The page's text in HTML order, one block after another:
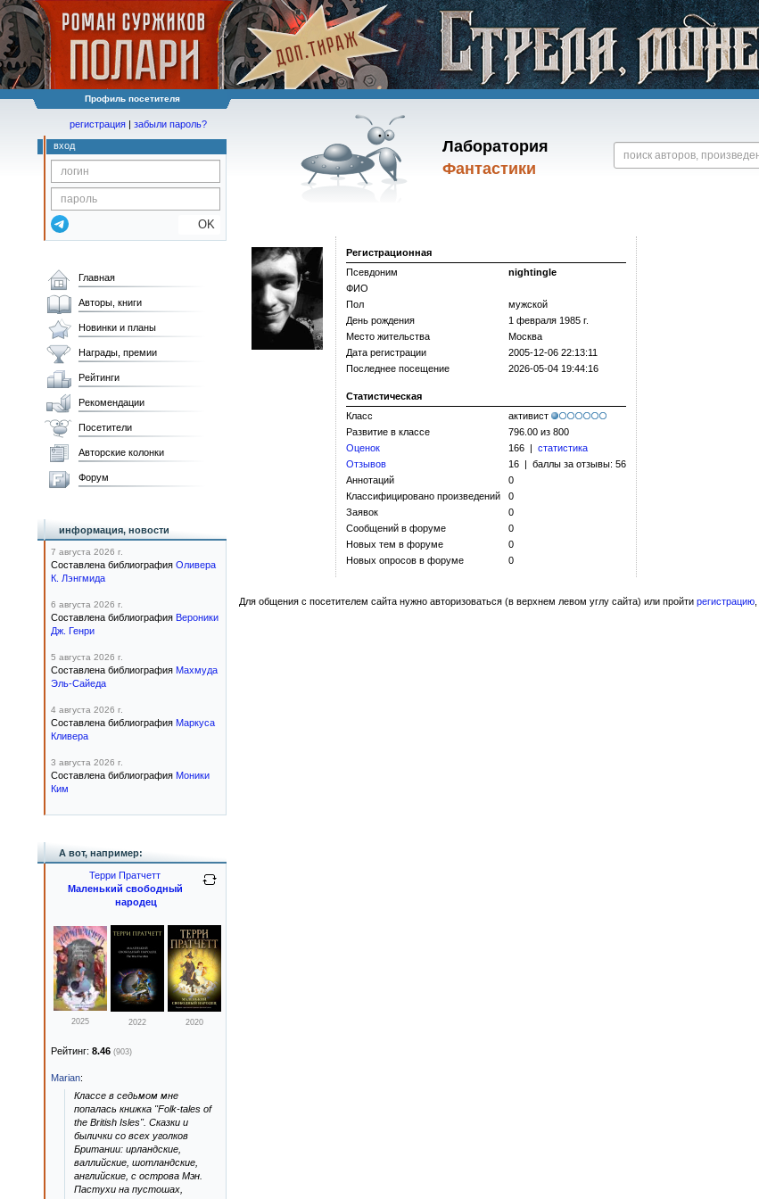
Профиль посетителя
Лаборатория
Фантастики
регистрация | забыли пароль?
вход
OK
Регистрационная
Псевдоним
nightingle
ФИО
Пол
мужской
День рождения
1 февраля 1985 г.
Место жительства
Москва
Дата регистрации
2005-12-06 22:13:11
Последнее посещение
2026-05-04 19:44:16
Статистическая
Класс
активист
Развитие в классе
796.00 из 800
Оценок
166 | статистика
Отзывов
16 | баллы за отзывы: 56
Аннотаций
0
Классифицировано произведений
0
Заявок
0
Сообщений в форуме
0
Новых тем в форуме
0
Новых опросов в форуме
0
Для общения с посетителем сайта нужно авторизоваться (в верхнем левом углу сайта) или пройти регистрацию
Главная
Авторы, книги
Новинки и планы
Награды, премии
Рейтинги
Рекомендации
Посетители
Авторские колонки
Форум
информация, новости
7 августа 2026 г.
Составлена библиография Оливера
К. Лэнгмида
6 августа 2026 г.
Составлена библиография Вероники
Дж. Генри
5 августа 2026 г.
Составлена библиография Махмуда
Эль-Сайеда
4 августа 2026 г.
Составлена библиография Маркуса
Кливера
3 августа 2026 г.
Составлена библиография Моники
Ким
А вот, например:
Терри Пратчетт
Маленький свободный
народец
2025 2022 2020
Рейтинг: 8.46 (903)
Marian:
Классе в седьмом мне
попалась книжка "Folk-tales of
the British Isles". Сказки и
былички со всех уголков
Британии: ирландские,
валлийские, шотландские,
английские, с острова Мэн.
Пастухи на пустошах,